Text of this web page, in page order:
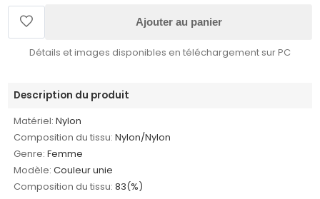
Ajouter au panier
Détails et images disponibles en téléchargement sur PC
Description du produit
Matériel: Nylon
Composition du tissu: Nylon/Nylon
Genre: Femme
Modèle: Couleur unie
Composition du tissu: 83(%)